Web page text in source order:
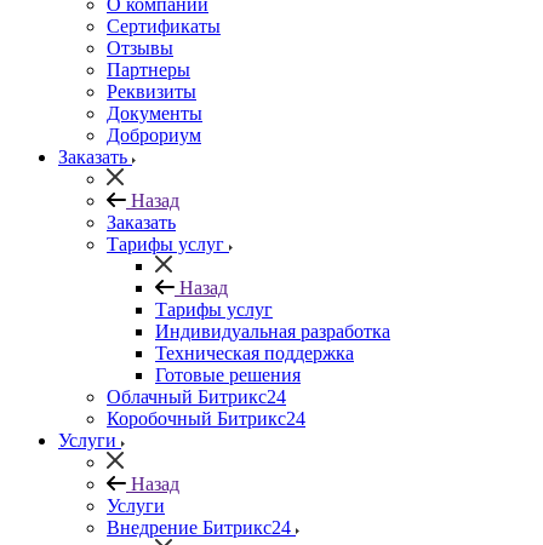
О компании
Сертификаты
Отзывы
Партнеры
Реквизиты
Документы
Доброриум
Заказать
Назад
Заказать
Тарифы услуг
Назад
Тарифы услуг
Индивидуальная разработка
Техническая поддержка
Готовые решения
Облачный Битрикс24
Коробочный Битрикс24
Услуги
Назад
Услуги
Внедрение Битрикс24